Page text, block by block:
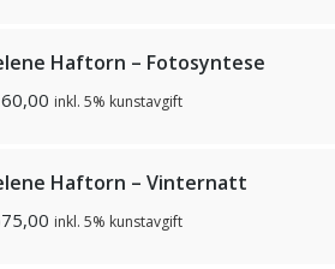
Haftorn – Fotosyntese
inkl. 5% kunstavgift
Haftorn – Vinternatt
inkl. 5% kunstavgift